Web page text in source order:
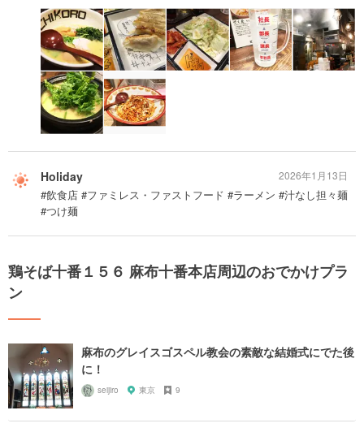
Holiday
#飲食店 #ファミレス・ファストフード #ラーメン #汁なし担々麺
#つけ麺
2026年1月13日
鶏そば十番１５６ 麻布十番本店周辺のおでかけプラ
ン
麻布のグレイスゴスペル教会の素敵な結婚式にでた後
に！
seijiro 東京 9